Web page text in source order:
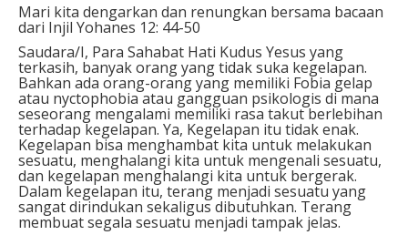
Mari kita dengarkan dan renungkan bersama bacaan
dari Injil Yohanes 12: 44-50
Saudara/I, Para Sahabat Hati Kudus Yesus yang
terkasih, banyak orang yang tidak suka kegelapan.
Bahkan ada orang-orang yang memiliki Fobia gelap
atau nyctophobia atau gangguan psikologis di mana
seseorang mengalami memiliki rasa takut berlebihan
terhadap kegelapan. Ya, Kegelapan itu tidak enak.
Kegelapan bisa menghambat kita untuk melakukan
sesuatu, menghalangi kita untuk mengenali sesuatu,
dan kegelapan menghalangi kita untuk bergerak.
Dalam kegelapan itu, terang menjadi sesuatu yang
sangat dirindukan sekaligus dibutuhkan. Terang
membuat segala sesuatu menjadi tampak jelas.